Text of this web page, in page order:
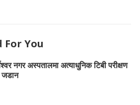
For You
नगर अस्पतालमा अत्याधुनिक टिबी परीक्षण